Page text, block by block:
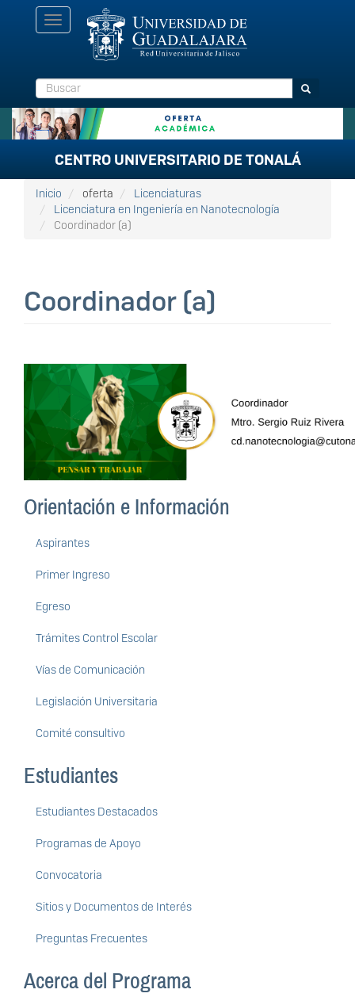
Toggle
navigation
Buscar Buscar
CENTRO UNIVERSITARIO DE TONALÁ
Inicio oferta
Licenciaturas
Licenciatura en Ingeniería en Nanotecnología
Coordinador (a)
Coordinador (a)
Orientación e Información
Aspirantes
Primer Ingreso
Egreso
Trámites Control Escolar
Vías de Comunicación
Legislación Universitaria
Comité consultivo
Estudiantes
Estudiantes Destacados
Programas de Apoyo
Convocatoria
Sitios y Documentos de Interés
Preguntas Frecuentes
Acerca del Programa